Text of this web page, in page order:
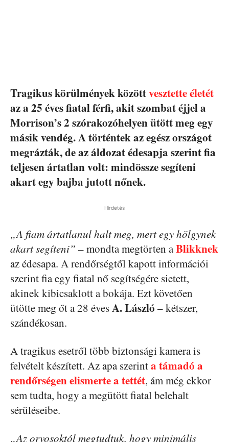
Tragikus körülmények közöttvesztette életét
az a 25 éves fiatal férfi, akit szombat éjjel a
Morrison’s 2 szórakozóhelyen ütött meg egy
másik vendég. A történtek az egész országot
megrázták, de az áldozat édesapja szerint fia
teljesen ártatlan volt: mindössze segíteni
akart egy bajba jutott nőnek.
Hirdetés
„A fiam ártatlanul halt meg, mert egy hölgynek
akart segíteni” – mondta megtörten aBlikknek
az édesapa. A rendőrségtől kapott információi
szerint fia egy fiatal nő segítségére sietett,
akinek kibicsaklott a bokája. Ezt követően
ütötte meg őt a 28 évesA. László – kétszer,
szándékosan.
A tragikus esetről több biztonsági kamera is
felvételt készített. Az apa szerinta támadó a
rendőrségen elismerte a tettét, ám még ekkor
sem tudta, hogy a megütött fiatal belehalt
sérüléseibe.
„Az orvosoktól megtudtuk, hogy minimális